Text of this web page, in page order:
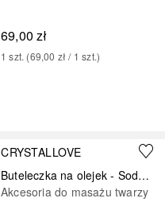
69,00 zł
1 szt. (69,00 zł / 1 szt.)
CRYSTALLOVE
Buteleczka na olejek - Sodalit
Akcesoria do masażu twarzy